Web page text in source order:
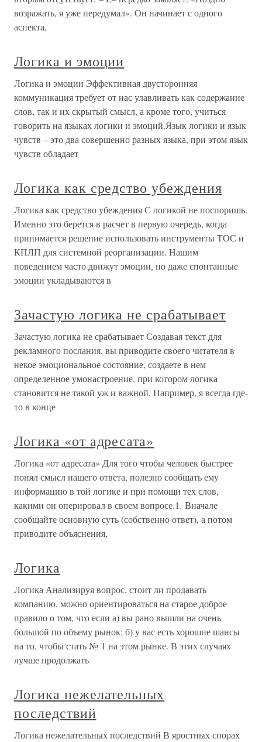
возражать, я уже передумал». Он начинает с одного
аспекта,
Логика и эмоции
Логика и эмоции Эффективная двусторонняя
коммуникация требует от нас улавливать как содержание
слов, так и их скрытый смысл, а кроме того, учиться
говорить на языках логики и эмоций.Язык логики и язык
чувств – это два совершенно разных языка, при этом язык
чувств обладает
Логика как средство убеждения
Логика как средство убеждения С логикой не поспоришь.
Именно это берется в расчет в первую очередь, когда
принимается решение использовать инструменты ТОС и
КПЛП для системной реорганизации. Нашим
поведением часто движут эмоции, но даже спонтанные
эмоции укладываются в
Зачастую логика не срабатывает
Зачастую логика не срабатывает Создавая текст для
рекламного послания, вы приводите своего читателя в
некое эмоциональное состояние, создаете в нем
определенное умонастроение, при котором логика
становится не такой уж и важной. Например, я всегда где-
то в конце
Логика «от адресата»
Логика «от адресата» Для того чтобы человек быстрее
понял смысл нашего ответа, полезно сообщать ему
информацию в той логике и при помощи тех слов,
какими он оперировал в своем вопросе.1. Вначале
сообщайте основную суть (собственно ответ), а потом
приводите объяснения,
Логика
Логика Анализируя вопрос, стоит ли продавать
компанию, можно ориентироваться на старое доброе
правило о том, что если а) вы рано вышли на очень
большой по объему рынок; б) у вас есть хорошие шансы
на то, чтобы стать № 1 на этом рынке. В этих случаях
лучше продолжать
Логика нежелательных
последствий
Логика нежелательных последствий В яростных спорах